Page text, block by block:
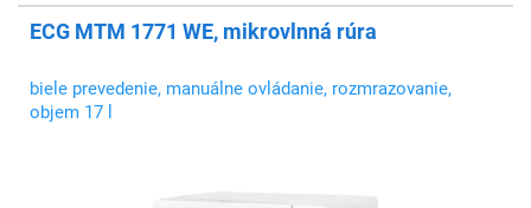
ECG MTM 1771 WE, mikrovlnná rúra
biele prevedenie, manuálne ovládanie, rozmrazovanie,
objem 17 l